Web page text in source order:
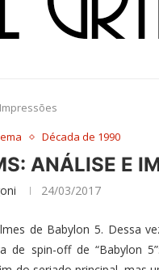
Década de 1990
ANÁLISE E
24/03/2017
de Babylon 5. Dessa
spin-off de “Babylon